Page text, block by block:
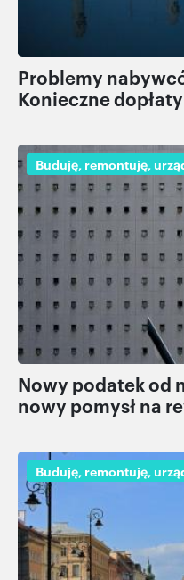
Problemy
Konieczne
Buduję, remontuję,
Nowy podatek od
nowy pomysł na
Buduję, remontuję,